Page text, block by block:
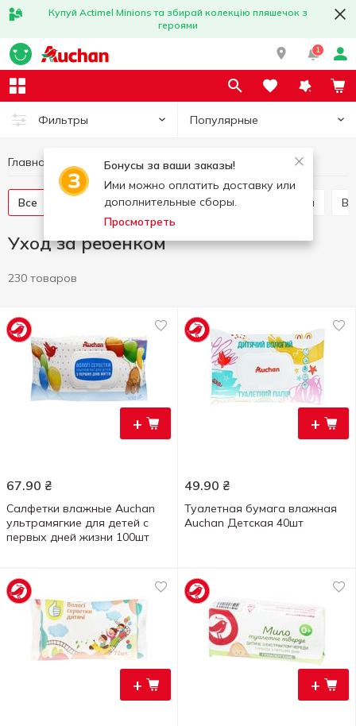
Купуй Actimel Minions та збирай колекцію пляшечок з
героями
1
Фильтры Популярные
Бонусы за ваши заказы!
Ими можно оплатить доставку или
дополнительные сборы.
Просмотреть
Главная Товары для детей Уход за ребенком
Все Мыло для детей Зубные щетки для детей
Уход за ребенком
230 товаров
+
67.90 ₴
Салфетки влажные Auchan
ультрамягкие для детей с
первых дней жизни 100шт
+
49.90 ₴
Туалетная бумага влажная
Auchan Детская 40шт
+ +